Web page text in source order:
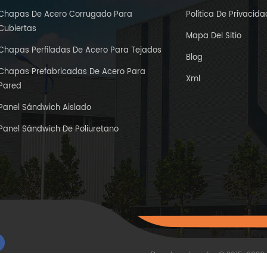
De Acero Corrugado Para
Perfiladas De Acero Para Tejados
Prefabricadas De Acero Para
Sándwich Aislado
Sándwich De Poliuretano
Política De
Mapa Del Sitio
Blog
Xml